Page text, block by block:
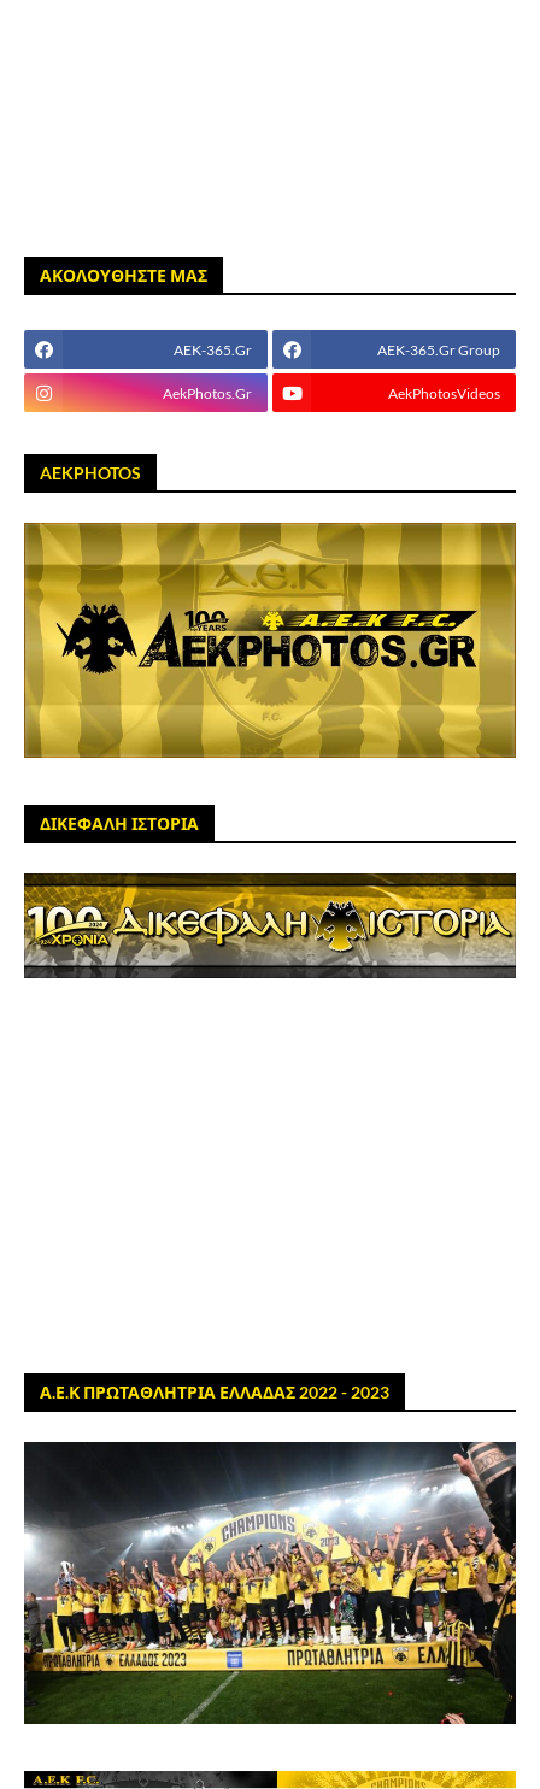
ΑΚΟΛΟΥΘΗΣΤΕ ΜΑΣ
AEK-365.Gr AEK-365.Gr Group
AekPhotos.Gr AekPhotosVideos
AEKPHOTOS
ΔΙΚΕΦΑΛΗ ΙΣΤΟΡΙΑ
Α.Ε.Κ ΠΡΩΤΑΘΛΗΤΡΙΑ ΕΛΛΑΔΑΣ 2022 - 2023